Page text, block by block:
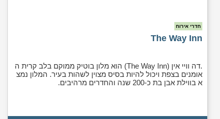
חדרי אירוח
The Way Inn
.דה וויי אין (The Way Inn) הוא מלון בוטיק ממוקם בלב קרית ה
אומנים בצפת ויכול להיות בסיס מצוין לשהות בעיר. המלון נמצ
א בווילת אבן בת כ-200 שנה והחדרים מרהיבים.